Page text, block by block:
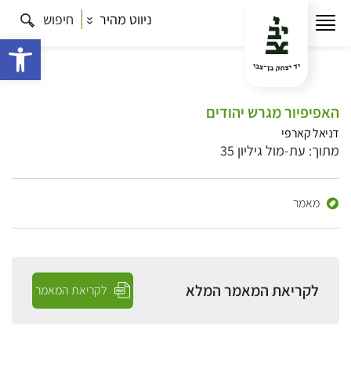
ניווט מהיר חיפוש
האפיפיור מגרש יהודים
דניאל קארפי
מתוך: עת-מול גיליון 35
מאמר
לקריאת המאמר המלא לקריאת המאמר